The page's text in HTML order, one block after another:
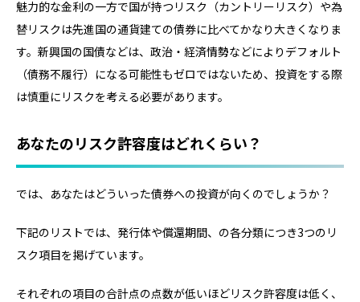
魅力的な金利の一方で国が持つリスク（カントリーリスク）や為
替リスクは先進国の通貨建ての債券に比べてかなり大きくなりま
す。新興国の国債などは、政治・経済情勢などによりデフォルト
（債務不履行）になる可能性もゼロではないため、投資をする際
は慎重にリスクを考える必要があります。
あなたのリスク許容度はどれくらい？
では、あなたはどういった債券への投資が向くのでしょうか？
下記のリストでは、発行体や償還期間、の各分類につき3つのリ
スク項目を掲げています。
それぞれの項目の合計点の点数が低いほどリスク許容度は低く、